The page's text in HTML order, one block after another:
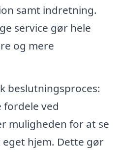
samt indretning.
service gør hele
og mere
beslutningsproces:
fordele ved
muligheden for at se
hjem. Dette gør